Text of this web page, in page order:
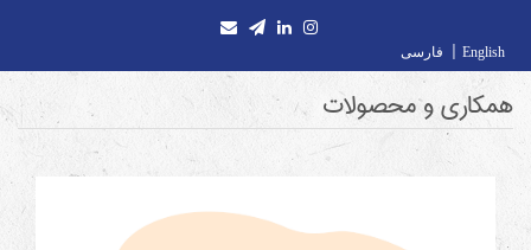
فارسی English
همکاری و محصولات